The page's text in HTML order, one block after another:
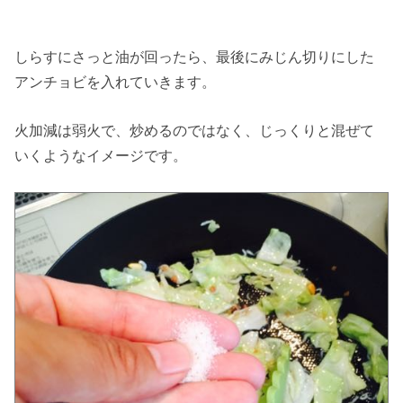
しらすにさっと油が回ったら、最後にみじん切りにした
アンチョビを入れていきます。
火加減は弱火で、炒めるのではなく、じっくりと混ぜて
いくようなイメージです。